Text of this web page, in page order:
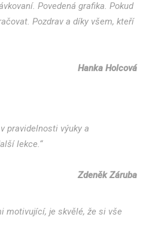
Povedená grafika. Pokud
Pozdrav a díky všem, kteří
Hanka Holcová
pravidelnosti výuky a
lekce.“
Zdeněk Záruba
motivující, je skvělé, že si vše